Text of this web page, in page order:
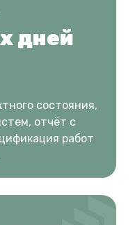
дней
состояния,
отчёт с
работ